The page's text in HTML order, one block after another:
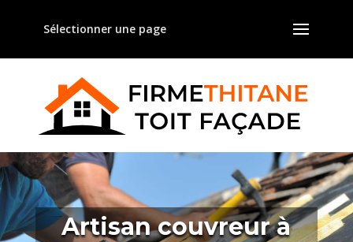
Sélectionner une page
Artisan couvreur à